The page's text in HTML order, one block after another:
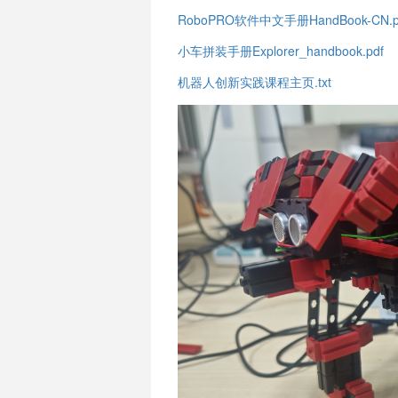
RoboPRO软件中文手册HandBook-
小车拼装手册Explorer_handbook.pdf
机器人创新实践课程主页.txt